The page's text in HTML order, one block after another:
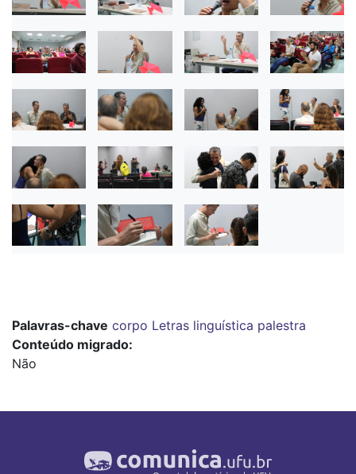
Palavras-chave corpo Letras linguística palestra
Conteúdo migrado
Não